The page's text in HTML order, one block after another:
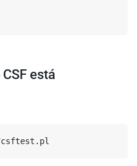
está